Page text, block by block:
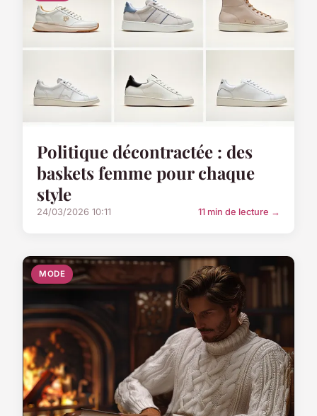
Politique décontractée : des
baskets femme pour chaque
style
24/03/2026 10:11 11 min de lecture →
MODE